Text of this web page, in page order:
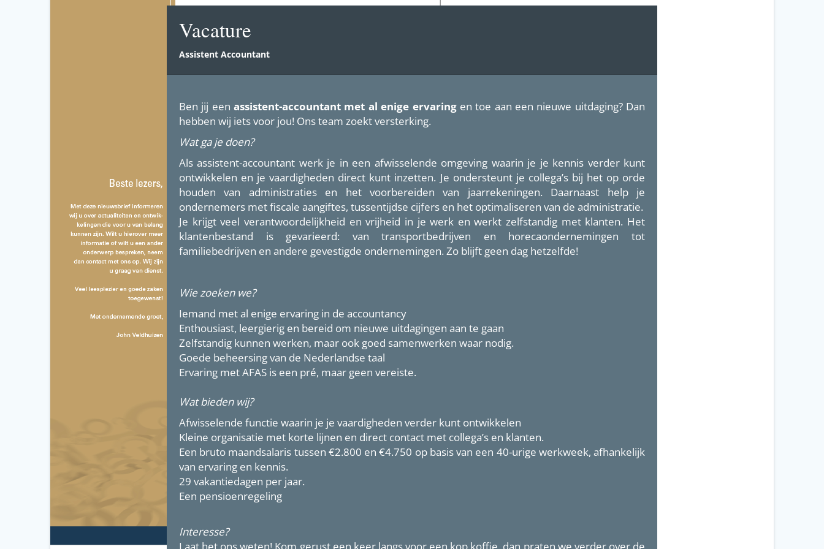
Close
Vacature
Assistent Accountant
Ben jij eenassistent-accountant met al enige ervaringen toe aan een nieuwe uitdaging? Dan
hebben wij iets voor jou! Ons team zoekt versterking.
Wat ga je doen?
Als assistent-accountant werk je in een afwisselende omgeving waarin je je kennis verder kunt
ontwikkelen en je vaardigheden direct kunt inzetten. Je ondersteunt je collega’s bij het op orde
houden van administraties en het voorbereiden van jaarrekeningen. Daarnaast help je
ondernemers met fiscale aangiftes, tussentijdse cijfers en het optimaliseren van de administratie.
Je krijgt veel verantwoordelijkheid en vrijheid in je werk en werkt zelfstandig met klanten. Het
klantenbestand is gevarieerd: van transportbedrijven en horecaondernemingen tot
familiebedrijven en andere gevestigde ondernemingen. Zo blijft geen dag hetzelfde!
Wie zoeken we?
Iemand met al enige ervaring in de accountancy
Enthousiast, leergierig en bereid om nieuwe uitdagingen aan te gaan
Zelfstandig kunnen werken, maar ook goed samenwerken waar nodig.
Goede beheersing van de Nederlandse taal
Ervaring met AFAS is een pré, maar geen vereiste.
Wat bieden wij?
Afwisselende functie waarin je je vaardigheden verder kunt ontwikkelen
Kleine organisatie met korte lijnen en direct contact met collega’s en klanten.
Een bruto maandsalaris tussen €2.800 en €4.750 op basis van een 40-urige werkweek, afhankelijk
van ervaring en kennis.
29 vakantiedagen per jaar.
Een pensioenregeling
Interesse?